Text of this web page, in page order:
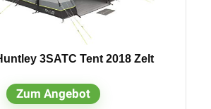
3SATC Tent 2018 Zelt
Zum Angebot